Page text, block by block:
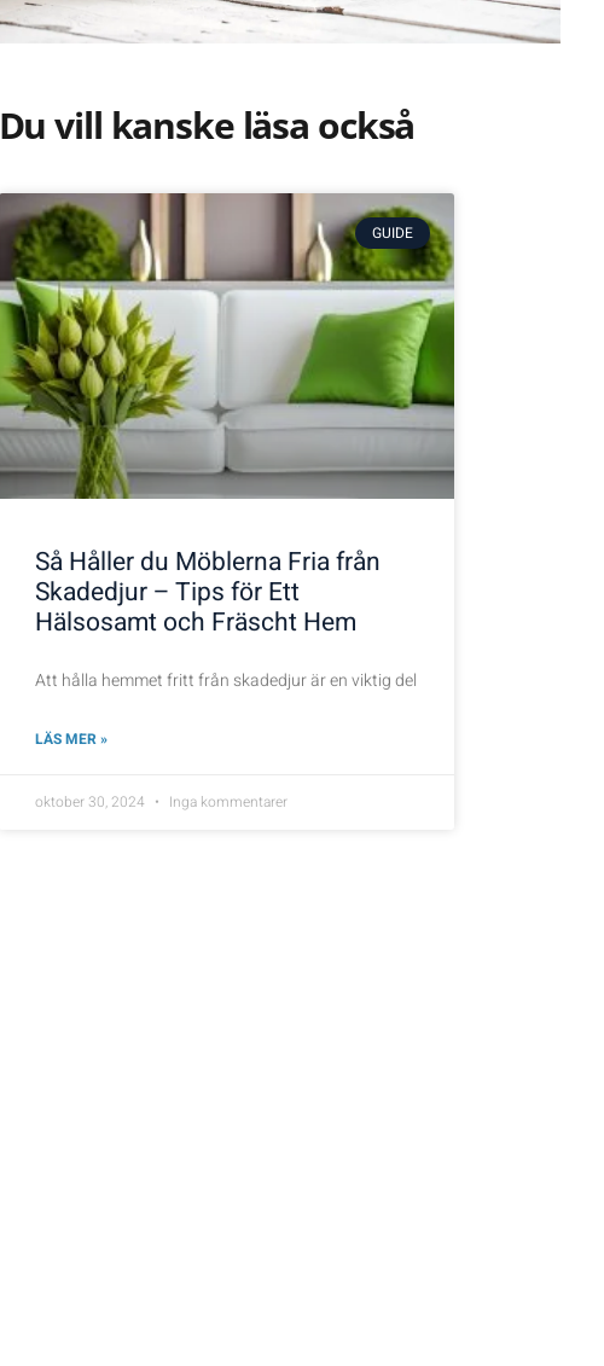
Du vill kanske läsa också
GUIDE
Så Håller du Möblerna Fria från
Skadedjur – Tips för Ett
Hälsosamt och Fräscht Hem
Att hålla hemmet fritt från skadedjur är en viktig del
LÄS MER »
oktober 30, 2024 Inga kommentarer